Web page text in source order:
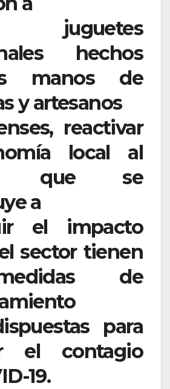
juguetes
hechos
manos de
y artesanos
reactivar
local al
que se
a
el impacto
sector tienen
de
para
el contagio
19.